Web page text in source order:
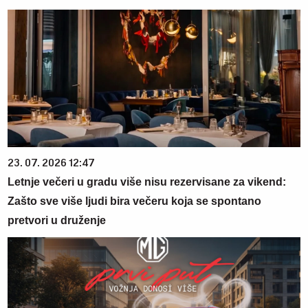
23. 07. 2026 12:47
Letnje večeri u gradu više nisu rezervisane za vikend:
Zašto sve više ljudi bira večeru koja se spontano
pretvori u druženje